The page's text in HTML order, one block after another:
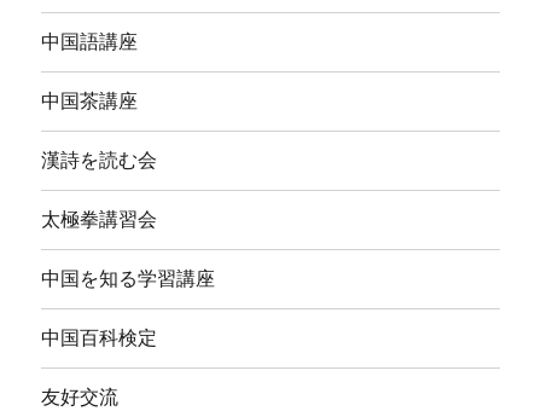
中国語講座
中国茶講座
漢詩を読む会
太極拳講習会
中国を知る学習講座
中国百科検定
友好交流